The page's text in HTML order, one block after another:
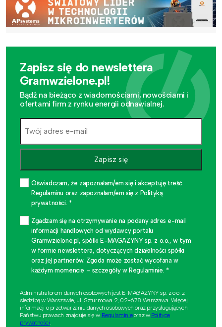
Zapisz się do newslettera
Gramwzielone.pl!
Bądź na bieżąco z wiadomościami, nowościami i
ofertami firm z rynku energii odnawialnej.
Zapisz się
Oświadczam, że zapoznałam/em się i akceptuję treść
Regulaminu oraz zapoznałam/em się z Polityką
prywatności. *
Zgadzam się na otrzymywanie na podany adres e-mail
informacji handlowych od wydawcy portalu
Gramwzielone.pl, spółki E-MAGAZYNY sp. z o.o., w tym
w formie newslettera, dotyczących działalności spółki
oraz jej partnerów. Zgoda może zostać wycofana w
każdym momencie – szczegóły w Regulaminie. *
Administratorem danych osobowych jest E-MAGAZYNY sp. z o.o. z
siedzibą w Warszawie, ul. Szturmowa 2, 02-678 Warszawa. Więcej
informacji o przetwarzaniu danych osobowych oraz przysługujących
Państwu prawach znajduje się w Regulaminieoraz w Polityce
prywatności.